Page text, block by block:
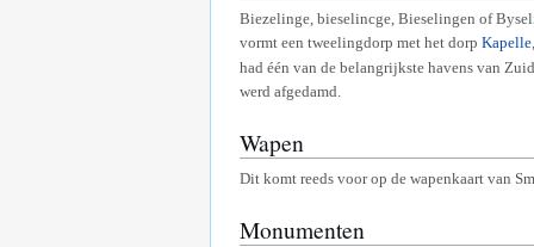
Biezelinge, bieselincge, Bieselingen of
vormt een tweelingdorp met het dorp Kapelle
had één van de belangrijkste havens van
werd afgedamd.
Wapen
Dit komt reeds voor op de wapenkaart van
Monumenten